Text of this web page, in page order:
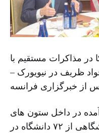
در مذاکرات مستقیم با
ظریف در نیویورک –
از خبرگزاری فرانسه
در داخل ستون های
رژیم ایران، صدها استاد دانشگاهی از ۷۲ دانشگاه در